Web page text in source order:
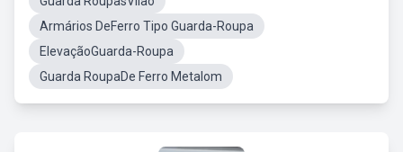
Armários DeFerro Tipo Guarda-Roupa
ElevaçãoGuarda-Roupa
Guarda RoupaDe Ferro Metalom